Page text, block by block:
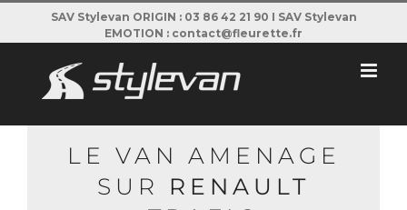
au
contenu
SAV Stylevan ORIGIN : 03 86 42 21 90 I SAV Stylevan
EMOTION : contact@fleurette.fr
LE VAN AMENAGE
SUR RENAULT